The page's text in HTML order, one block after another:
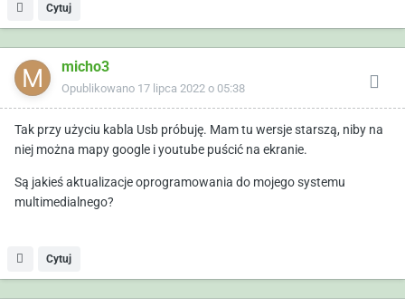
Cytuj
micho3
Opublikowano 17 lipca 2022 o 05:38
Tak przy użyciu kabla Usb próbuję. Mam tu wersje starszą, niby na
niej można mapy google i youtube puścić na ekranie.
Są jakieś aktualizacje oprogramowania do mojego systemu
multimedialnego?
Cytuj